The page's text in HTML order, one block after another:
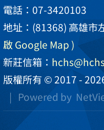
電話：07-3420103
地址：(81368) 高雄市
啟 Google Map )
新莊信箱：
版權所有 © 2017 -
| Powered by